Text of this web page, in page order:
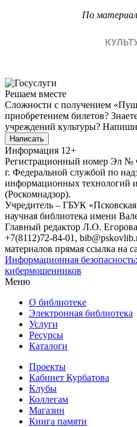
По
Решаем вместе
Сложности с получением
приобретением билетов?
учреждений культуры?
Написать
Информация 12+
Регистрационный номер Эл №
г. Федеральной службой по
информационных технологий
(Роскомнадзор).
Учредитель – ГБУК «Псковская
научная библиотека имени
Главный редактор Л.О.
+7(8112)72-84-01,
материалов прямая ссылка на
Информационная
кибермошенников
Меню
О библиотеке
Электронная библиотека
Услуги
Ресурсы
Каталоги
Проекты
Кабинет Курбатова
Клубы
Коллегам
Магазин
Книга памяти